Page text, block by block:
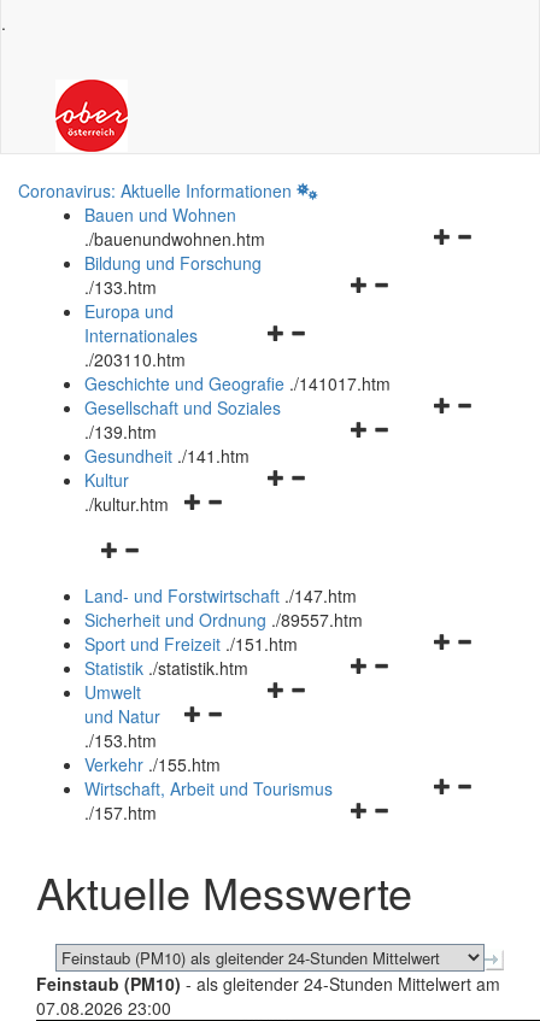
.
Coronavirus: Aktuelle Informationen
Bauen und Wohnen
./bauenundwohnen.htm
Navigationsmenü
Bildung und Forschung
./133.htm
Navigationsmenü
und
schließen
Europa und
Internationales
./203110.htm
Geschichte und Geografie ./141017.htm
Navigationsmenü
Gesellschaft und Soziales
./139.htm
Navigationsmenü
Gesundheit ./141.htm
Navigationsmenü
Kultur
./kultur.htm
Navigationsmenü
und
schließen
Land- und Forstwirtschaft ./147.htm
Sicherheit und Ordnung ./89557.htm
Navigationsmenü
Sport und Freizeit ./151.htm
Navigationsmenü
Statistik ./statistik.htm
Navigationsmenü
und
schließen
Umwelt
und Natur
./153.htm
Verkehr ./155.htm
Navigationsmenü
schließen
Wirtschaft, Arbeit und Tourismus
./157.htm
Aktuelle Messwerte
Feinstaub (PM10) - als gleitender 24-Stunden Mittelwert am
07.08.2026 23:00